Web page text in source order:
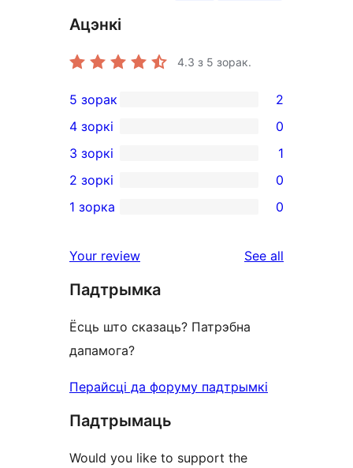
Ацэнкі
4.3 з 5 зорак.
2
5-
star
reviews
5 зорак 2
4-
star
reviews
4 зоркі 0
1
3-
star
3 зоркі 1
2-
reviews
2 зоркі 0
star
reviews
1 зорка 0
Your review See all
Падтрымка
Ёсць што сказаць? Патрэбна
дапамога?
Перайсці да форуму падтрымкі
Падтрымаць
Would you like to support the